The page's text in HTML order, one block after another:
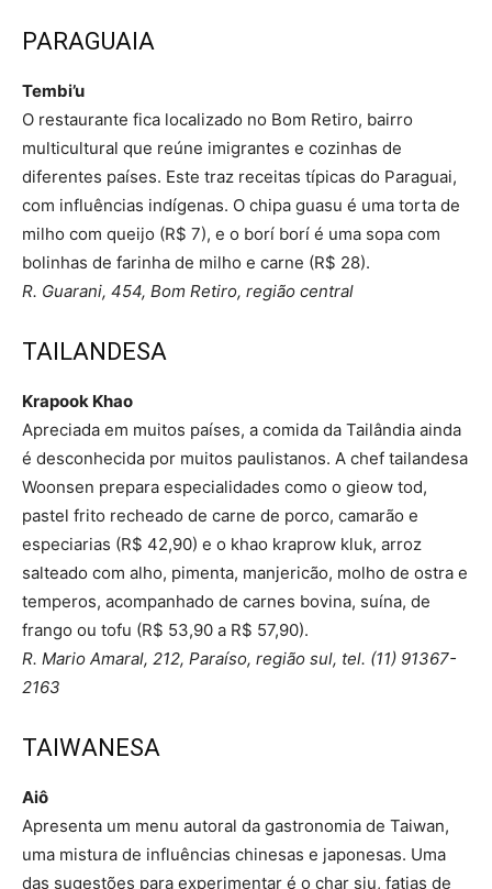
PARAGUAIA
Tembi’u
O restaurante fica localizado no Bom Retiro, bairro
multicultural que reúne imigrantes e cozinhas de
diferentes países. Este traz receitas típicas do Paraguai,
com influências indígenas. O chipa guasu é uma torta de
milho com queijo (R$ 7), e o borí borí é uma sopa com
bolinhas de farinha de milho e carne (R$ 28).
R. Guarani, 454, Bom Retiro, região central
TAILANDESA
Krapook Khao
Apreciada em muitos países, a comida da Tailândia ainda
é desconhecida por muitos paulistanos. A chef tailandesa
Woonsen prepara especialidades como o gieow tod,
pastel frito recheado de carne de porco, camarão e
especiarias (R$ 42,90) e o khao kraprow kluk, arroz
salteado com alho, pimenta, manjericão, molho de ostra e
temperos, acompanhado de carnes bovina, suína, de
frango ou tofu (R$ 53,90 a R$ 57,90).
R. Mario Amaral, 212, Paraíso, região sul, tel. (11) 91367-
2163
TAIWANESA
Aiô
Apresenta um menu autoral da gastronomia de Taiwan,
uma mistura de influências chinesas e japonesas. Uma
das sugestões para experimentar é o char siu, fatias de